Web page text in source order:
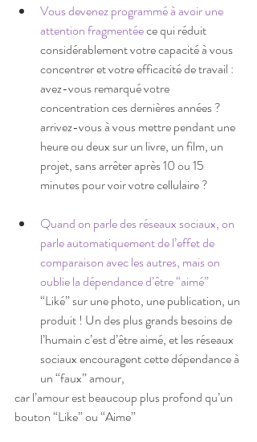
Vous devenez programmé à avoir une
attention fragmentée ce qui réduit
considérablement votre capacité à vous
concentrer et votre efficacité de travail :
avez-vous remarqué votre
concentration ces dernières années ?
arrivez-vous à vous mettre pendant une
heure ou deux sur un livre, un film, un
projet, sans arrêter après 10 ou 15
minutes pour voir votre cellulaire ?
Quand on parle des réseaux sociaux, on
parle automatiquement de l’effet de
comparaison avec les autres, mais on
oublie la dépendance d’être “aimé”
“Liké” sur une photo, une publication, un
produit ! Un des plus grands besoins de
l’humain c’est d’être aimé, et les réseaux
sociaux encouragent cette dépendance à
un “faux” amour,
car l’amour est beaucoup plus profond qu’un
bouton “Like” ou “Aime”